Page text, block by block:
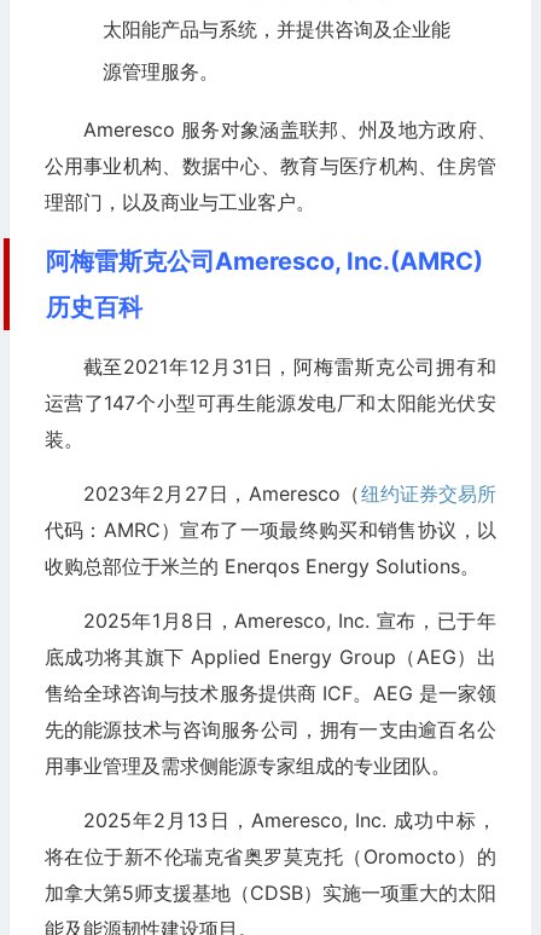
太阳能产品与系统，并提供咨询及企业能
源管理服务。
Ameresco 服务对象涵盖联邦、州及地方政府、
公用事业机构、数据中心、教育与医疗机构、住房管
理部门，以及商业与工业客户。
阿梅雷斯克公司Ameresco, Inc.(AMRC)
历史百科
截至2021年12月31日，阿梅雷斯克公司拥有和
运营了147个小型可再生能源发电厂和太阳能光伏安
装。
2023年2月27日，Ameresco（纽约证券交易所
代码：AMRC）宣布了一项最终购买和销售协议，以
收购总部位于米兰的 Enerqos Energy Solutions。
2025年1月8日，Ameresco, Inc. 宣布，已于年
底成功将其旗下 Applied Energy Group（AEG）出
售给全球咨询与技术服务提供商 ICF。AEG 是一家领
先的能源技术与咨询服务公司，拥有一支由逾百名公
用事业管理及需求侧能源专家组成的专业团队。
2025年2月13日，Ameresco, Inc. 成功中标，
将在位于新不伦瑞克省奥罗莫克托（Oromocto）的
加拿大第5师支援基地（CDSB）实施一项重大的太阳
能及能源韧性建设项目。